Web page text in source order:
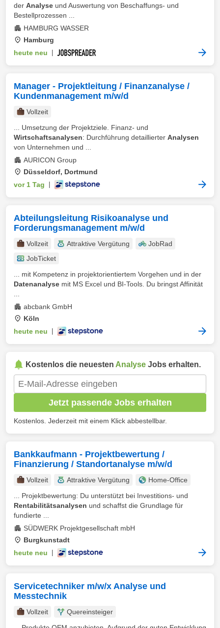
der Analyse und Auswertung von Beschaffungs- und
Bestellprozessen ...
HAMBURG WASSER
Hamburg
heute neu
Manager - Projektleitung / Finanzanalyse /
Kundenmanagement m/w/d
Vollzeit
... Umsetzung der Projektziele. Finanz- und
Wirtschaftsanalysen: Durchführung detaillierter Analysen
von Unternehmen und ...
AURICON Group
Düsseldorf, Dortmund
vor 1 Tag
Abteilungsleitung Risikoanalyse und
Forderungsmanagement m/w/d
Vollzeit Attraktive Vergütung
JobRad
JobTicket
... mit Kompetenz in projektorientiertem Vorgehen und in der
Datenanalyse mit MS Excel und BI-Tools. Du bringst Affinität
abcbank GmbH
Köln
heute neu
Kostenlos die neuesten Analyse Jobs erhalten.
Jetzt passende Jobs erhalten
Kostenlos. Jederzeit mit einem Klick abbestellbar.
Bankkaufmann - Projektbewertung /
Finanzierung / Standortanalyse m/w/d
Vollzeit Attraktive Vergütung
Home-Office
... Projektbewertung: Du unterstützt bei Investitions- und
Rentabilitätsanalysen und schaffst die Grundlage für
fundierte ...
SÜDWERK Projektgesellschaft mbH
Burgkunstadt
heute neu
Servicetechniker m/w/x Analyse und
Messtechnik
Vollzeit
Quereinsteiger